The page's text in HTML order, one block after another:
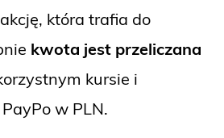
która trafia do
kwota jest przeliczana
kursie i
w PLN.